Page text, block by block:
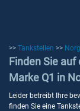
>> Tankstellen >>
Finden Sie
Marke Q1 in
Leider betreibt Ihre
finden Sie eine